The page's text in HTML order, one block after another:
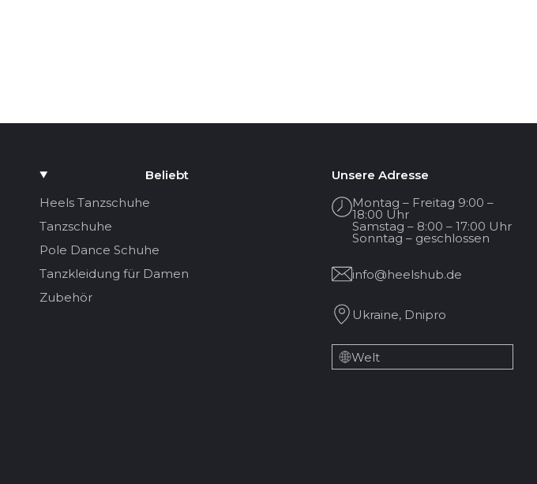
Beliebt
Heels Tanzschuhe
Tanzschuhe
Pole Dance Schuhe
Tanzkleidung für Damen
Zubehör
Unsere Adresse
Montag – Freitag 9:00 –
18:00 Uhr
Samstag – 8:00 – 17:00 Uhr
Sonntag – geschlossen
info@heelshub.de
Ukraine, Dnipro
Welt